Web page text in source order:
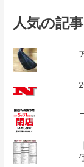
人気の記事